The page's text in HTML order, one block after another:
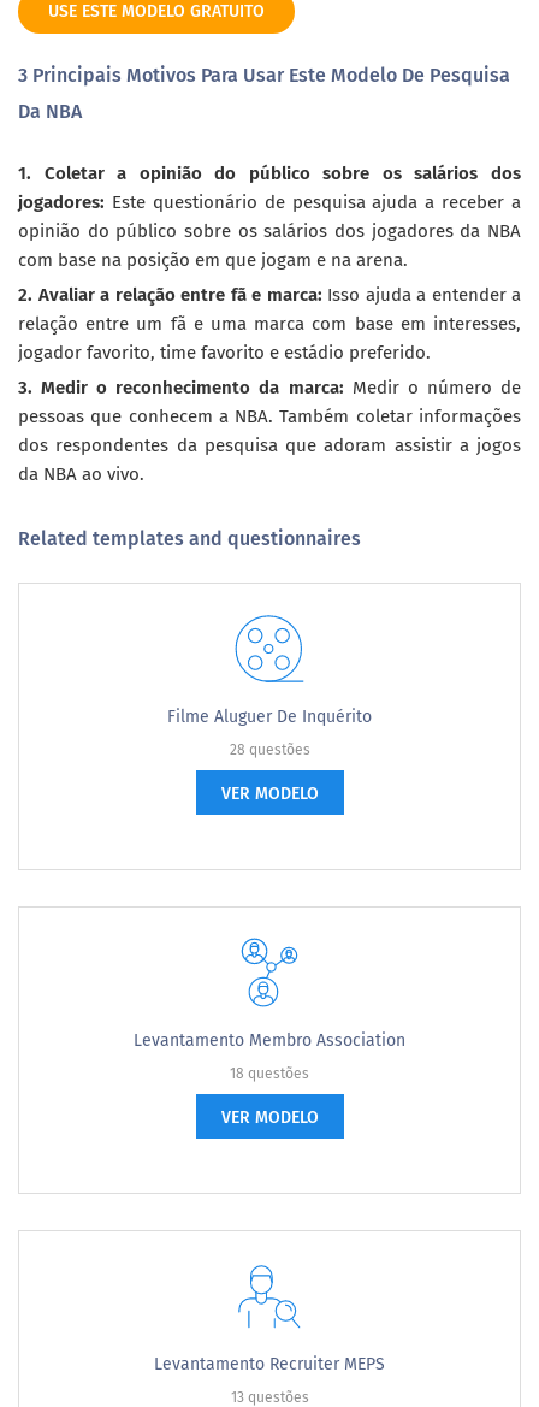
USE ESTE MODELO GRATUITO
3 Principais Motivos Para Usar Este Modelo De Pesquisa
Da NBA
1. Coletar a opinião do público sobre os salários dos
jogadores: Este questionário de pesquisa ajuda a receber a
opinião do público sobre os salários dos jogadores da NBA
com base na posição em que jogam e na arena.
2. Avaliar a relação entre fã e marca: Isso ajuda a entender a
relação entre um fã e uma marca com base em interesses,
jogador favorito, time favorito e estádio preferido.
3. Medir o reconhecimento da marca: Medir o número de
pessoas que conhecem a NBA. Também coletar informações
dos respondentes da pesquisa que adoram assistir a jogos
da NBA ao vivo.
Related templates and questionnaires
Filme Aluguer De Inquérito
28 questões
VER MODELO
Levantamento Membro Association
18 questões
VER MODELO
Levantamento Recruiter MEPS
13 questões